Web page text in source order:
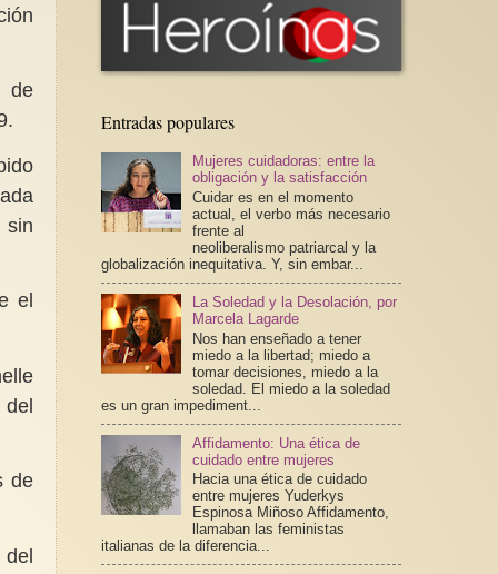
de
sin
el
del
de
Entradas populares
Mujeres cuidadoras: entre la
obligación y la satisfacción
Cuidar es en el momento
actual, el verbo más necesario
frente al
neoliberalismo patriarcal y la
globalización inequitativa. Y, sin embar...
La Soledad y la Desolación, por
Marcela Lagarde
Nos han enseñado a tener
miedo a la libertad; miedo a
tomar decisiones, miedo a la
soledad. El miedo a la soledad
es un gran impediment...
Affidamento: Una ética de
cuidado entre mujeres
Hacia una ética de cuidado
entre mujeres Yuderkys
Espinosa Miñoso Affidamento,
llamaban las feministas
italianas de la diferencia...